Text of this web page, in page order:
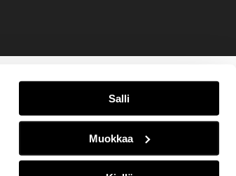
Salli
Muokkaa